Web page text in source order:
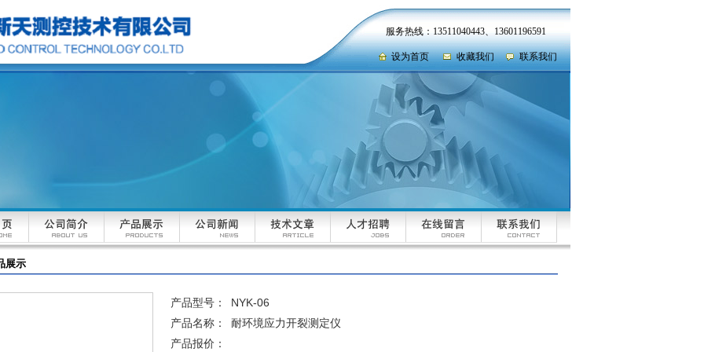
服务热线：13511040443、13601196591
设为首页 收藏我们 联系我们
展示
产品型号：
NYK-06
产品名称：
耐环境应力开裂测定仪
产品报价：